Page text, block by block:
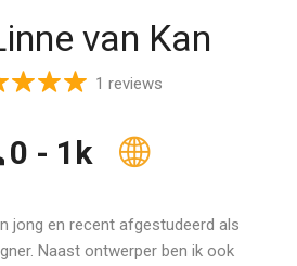
van Kan
1 reviews
0 - 1k
jong en recent afgestudeerd als
Naast ontwerper ben ik ook